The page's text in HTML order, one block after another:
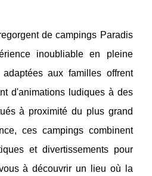
de campings Paradis
inoubliable en pleine
aux familles offrent
d'animations ludiques à des
à proximité du plus grand
ces campings combinent
et divertissements pour
à découvrir un lieu où la